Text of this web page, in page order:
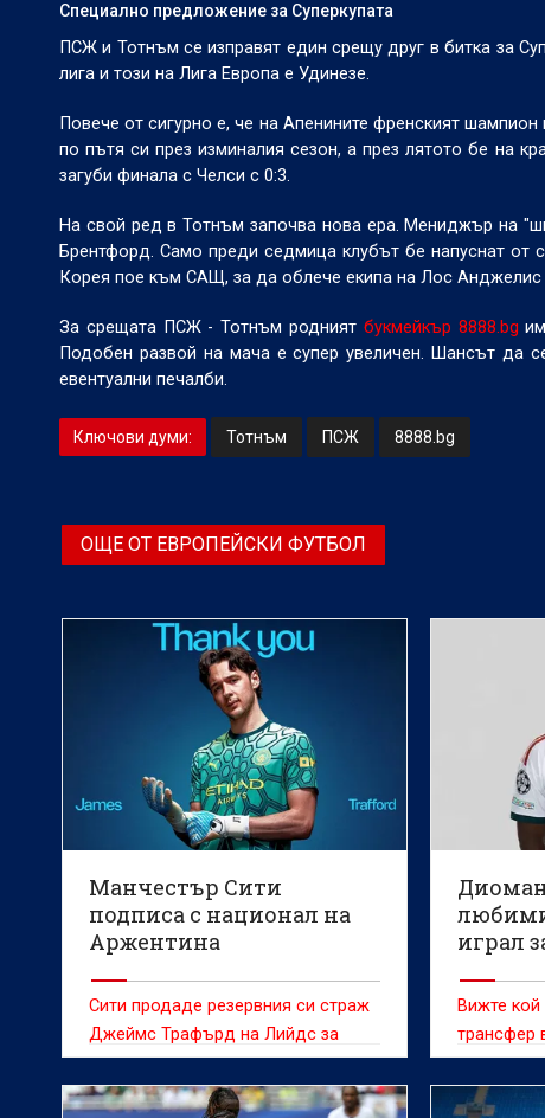
Специално предложение за Суперкупата
ПСЖ и Тотнъм се изправят един срещу друг в битка за
лига и този на Лига Европа е Удинезе.
Повече от сигурно е, че на Апенините френският
по пътя си през изминалия сезон, а през лятото бе на
загуби финала с Челси с 0:3.
На свой ред в Тотнъм започва нова ера. Мениджър на
Брентфорд. Само преди седмица клубът бе напуснат
Корея пое към САЩ, за да облече екипа на Лос Анджелис
За срещата ПСЖ - Тотнъм родният букмейкър 8888.bg
Подобен развой на мача е супер увеличен. Шансът да
евентуални печалби.
Ключови думи: Тотнъм ПСЖ 8888.bg
ОЩЕ ОТ ЕВРОПЕЙСКИ ФУТБОЛ
Манчестър Сити
подписа с национал на
Аржентина
Сити продаде резервния си страж
Джеймс Трафърд на Лийдс за
близо 40 милиона паунда
играл
Вижте
трансфер